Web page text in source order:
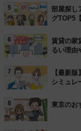
5
部屋探し
グTOP5
6
賃貸の家
るい理由
7
【最新
シミュレ
8 東京のお